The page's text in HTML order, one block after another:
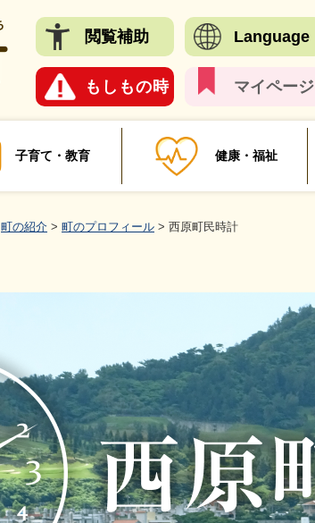
閲覧補助 Language
もしもの時 マイページ
子育て・教育 健康・福祉
町の紹介 > 町のプロフィール > 西原町民時計